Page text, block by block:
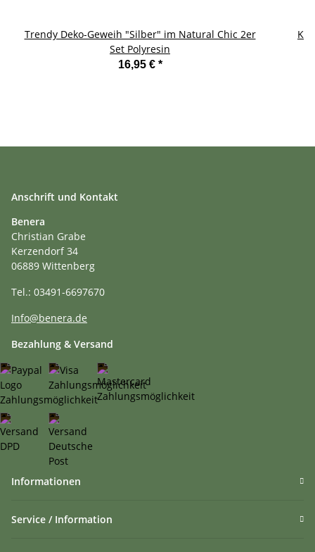
Trendy Deko-Geweih "Silber" im Natural Chic 2er
Set Polyresin
16,95 € *
Anschrift und Kontakt
Benera
Christian Grabe
Kerzendorf 34
06889 Wittenberg
Tel.: 03491-6697670
Info@benera.de
Bezahlung & Versand
Informationen
Service / Information